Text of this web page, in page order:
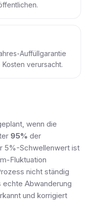
Auffüllgarantie
verursacht.
wenn die
95% der
5%-Schwellenwert ist
Fluktuation
nicht ständig
echte Abwanderung
und korrigiert